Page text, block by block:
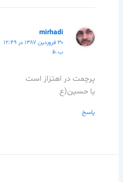
mirhadi
۳۰ فروردین ۱۳۸۷ در ۱۲:۴۹
ب.ظ
پرچمت در اهتزاز است
يا حسين(ع
پاسخ